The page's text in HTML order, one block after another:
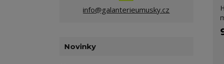
info@galanterieumusky.cz
Novinky